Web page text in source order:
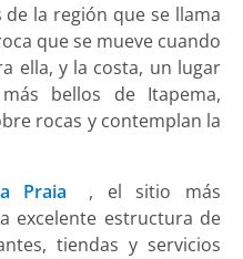
la región que se llama
que se mueve cuando
ella, y la costa, un lugar
bellos de Itapema,
rocas y contemplan la
Praia
, el sitio más
excelente estructura de
tiendas y servicios